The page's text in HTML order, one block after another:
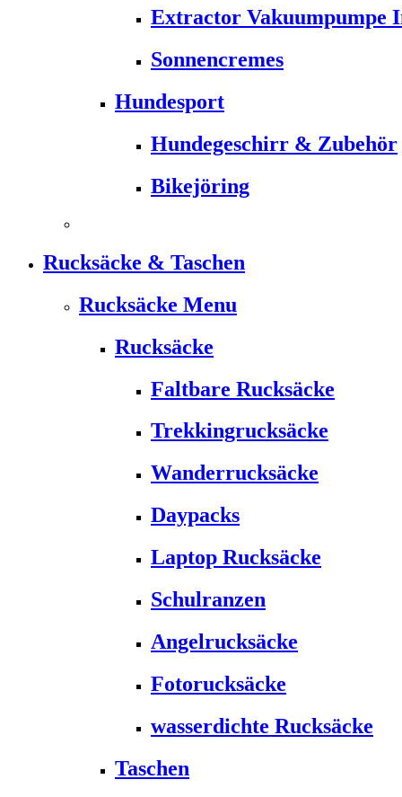
Extractor Vakuumpumpe
Sonnencremes
Hundesport
Hundegeschirr & Zubehör
Bikejöring
Rucksäcke & Taschen
Rucksäcke Menu
Rucksäcke
Faltbare Rucksäcke
Trekkingrucksäcke
Wanderrucksäcke
Daypacks
Laptop Rucksäcke
Schulranzen
Angelrucksäcke
Fotorucksäcke
wasserdichte Rucksäcke
Taschen